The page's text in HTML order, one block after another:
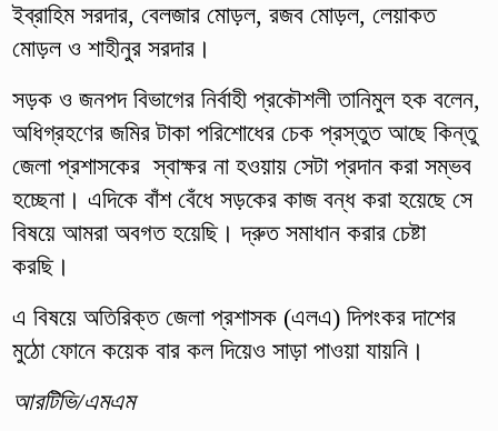
ইব্রাহিম সরদার, বেলজার মোড়ল, রজব মোড়ল, লেয়াকত
মোড়ল ও শাহীনুর সরদার।
সড়ক ও জনপদ বিভাগের নির্বাহী প্রকৌশলী তানিমুল হক বলেন,
অধিগ্রহণের জমির টাকা পরিশোধের চেক প্রস্তুত আছে কিন্তু
জেলা প্রশাসকের স্বাক্ষর না হওয়ায় সেটা প্রদান করা সম্ভব
হচ্ছেনা। এদিকে বাঁশ বেঁধে সড়কের কাজ বন্ধ করা হয়েছে সে
বিষয়ে আমরা অবগত হয়েছি। দ্রুত সমাধান করার চেষ্টা
করছি।
এ বিষয়ে অতিরিক্ত জেলা প্রশাসক (এলএ) দিপংকর দাশের
মুঠো ফোনে কয়েক বার কল দিয়েও সাড়া পাওয়া যায়নি।
আরটিভি/এমএম